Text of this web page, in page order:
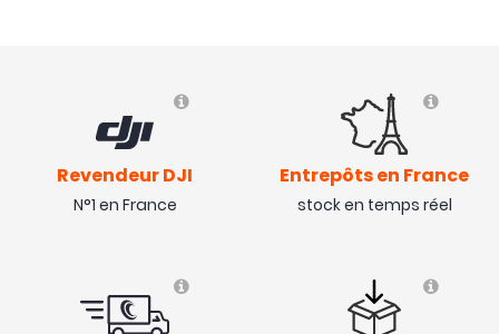
Fonctionne très bien et compatible avec des
nombreuses batterie Lipo.
( 04/06/20 )
Avis collecté par Trustpilot
Revendeur DJI
N°1 en France
Entrepôts en France
stock en temps réel